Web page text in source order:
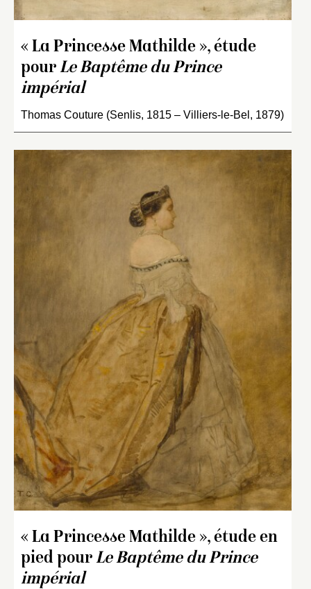
« La Princesse Mathilde », étude
pour Le Baptême du Prince
impérial
Thomas Couture (Senlis, 1815 – Villiers-le-Bel, 1879)
« La Princesse Mathilde », étude en
pied pour Le Baptême du Prince
impérial